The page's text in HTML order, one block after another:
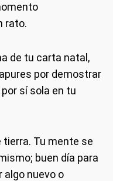
rato.
de tu carta natal,
por demostrar
sí sola en tu
Tu mente se
buen día para
algo nuevo o